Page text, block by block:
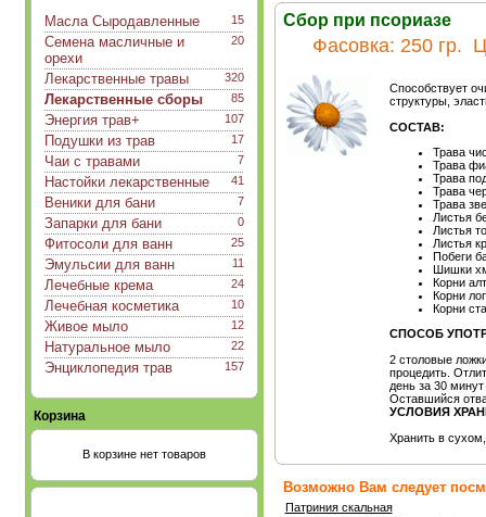
15
Масла Сыродавленные
20
Семена масличные и
орехи
320
Лекарственные травы
85
Лекарственные сборы
107
Энергия трав+
17
Подушки из трав
7
Чаи с травами
41
Настойки лекарственные
7
Веники для бани
0
Запарки для бани
25
Фитосоли для ванн
11
Эмульсии для ванн
24
Лечебные крема
10
Лечебная косметика
12
Живое мыло
22
Натуральное мыло
157
Энциклопедия трав
Корзина
В корзине нет товаров
Сбор при псориазе
Фасовка: 250 гр.
Способствует
структуры,
СОСТАВ:
Трава
Трава
Трава
Трава
Трава
Листья
Листья
Листья
Побеги
Шишки
Корни
Корни
Корни
СПОСОБ
2 столовые
процедить.
день за 30
Оставшийся
УСЛОВИЯ
Хранить в
Возможно Вам следует
Патриния скальная